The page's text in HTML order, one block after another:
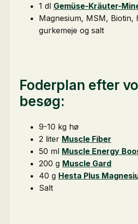
1 dl Gemüse-Kräuter-
Magnesium, MSM, Biotin,
gurkemeje og salt
Foderplan efter
besøg:
9-10 kg hø
2 liter Muscle Fiber
50 ml Muscle Energy
200 g Muscle Gard
40 g Hesta Plus
Salt